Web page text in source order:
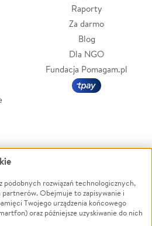
Raporty
Za darmo
Blog
Dla NGO
Fundacja Pomagam.pl
Powódź
Wichura
NGO
podobnych rozwiązań technologicznych,
partnerów. Obejmuje to zapisywanie i
Twojego urządzenia końcowego
oraz późniejsze uzyskiwanie do nich